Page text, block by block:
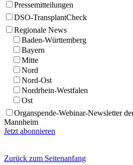
Pressemitteilungen
DSO-TransplantCheck
Regionale News
Baden-Württemberg
Bayern
Mitte
Nord
Nord-Ost
Nordrhein-Westfalen
Ost
Organspende-Webinar-Newsletter
Mannheim
Jetzt abonnieren
Zurück zum Seitenanfang